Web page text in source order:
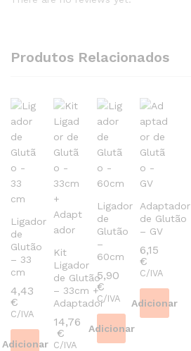
Produtos Relacionados
Ligador
de
Glutão
– 33
cm
4,43
€
C/IVA
Adicionar
Kit
Ligador
de Glutão
– 33cm +
Adaptador
14,76
€
C/IVA
Ligador
de
Glutão
–
60cm
5,90
€
C/IVA
Adicionar
Adaptador
de Glutão
– GV
6,15
€
C/IVA
Adicionar